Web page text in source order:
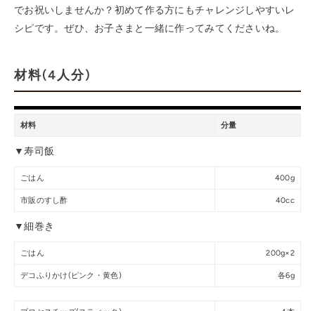
でお祝いしませんか？初めて作る方にもチャレンジしやすいレ
シピです。ぜひ、お子さまと一緒に作ってみてくださいね。
材料(4人分)
材料 分量
▼寿司飯
ごはん 400g
市販のすし酢 40cc
▼細巻き
ごはん 200g×2
デコふりかけ(ピンク・黄色) 各6g